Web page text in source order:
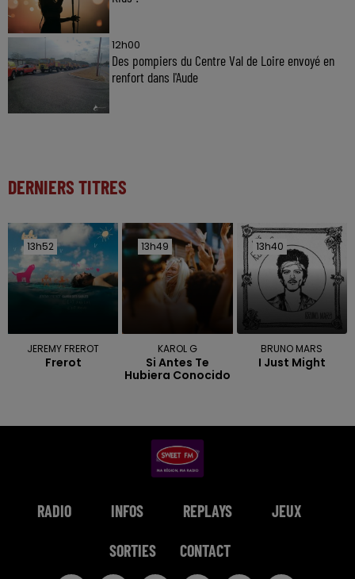
12h00
Des pompiers du Centre Val de Loire envoyé en
renfort dans l'Aude
DERNIERS TITRES
13h52
13h52
JEREMY FREROT
Frerot
13h49
13h49
KAROL G
Si Antes Te
Hubiera Conocido
13h40
13h40
BRUNO MARS
I Just Might
RADIO INFOS REPLAYS JEUX
SORTIES CONTACT